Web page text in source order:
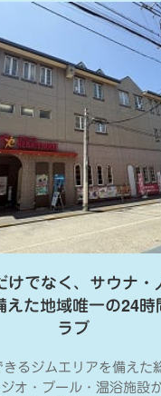
けでなく、サウナ・
えた地域唯一の24時
ラブ
るジムエリアを備えた
オ・プール・温浴施設